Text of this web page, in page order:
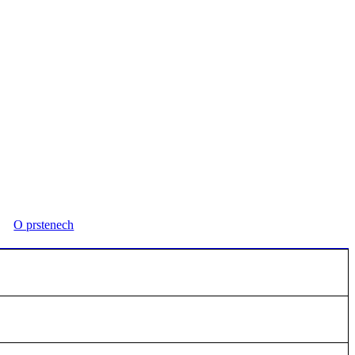
O prstenech